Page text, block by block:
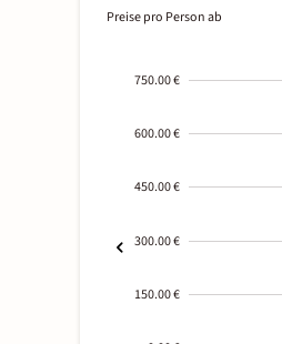
Preise pro Person ab
750.00 €
600.00 €
450.00 €
300.00 €
150.00 €